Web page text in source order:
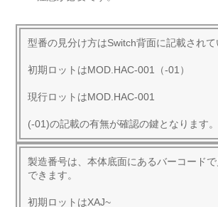
型番の見分け方はSwitch背面に記載されて
初期ロットはMOD.HAC-001（-01）
現行ロットはMOD.HAC-001
(-01)の記載の有無が確認の鍵となります。
製造番号は、本体底面にあるバーコード
できます。
初期ロットはXAJ~